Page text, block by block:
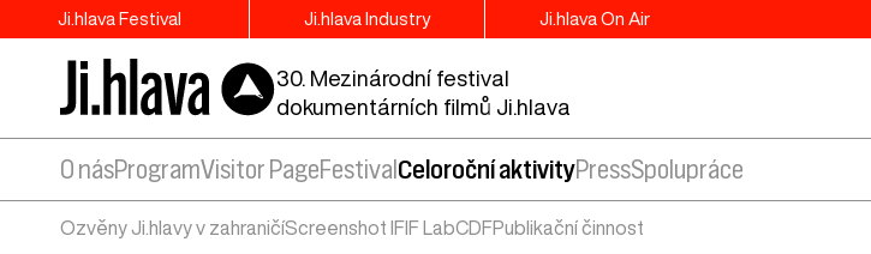
Ji.hlava Festival Ji.hlava Industry Ji.hlava On Air
30. Mezinárodní festival
dokumentárních filmů Ji.hlava
O násProgramVisitor PageFestival Celoroční aktivity
Ozvěny Ji.hlavy v zahraničíScreenshot IFIF LabCDFPublikační činnost
PressSpolupráce